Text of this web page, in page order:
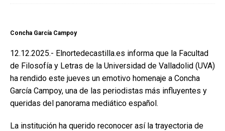
Concha García Campoy
12.12.2025.- Elnortedecastilla.es informa que la Facultad
de Filosofía y Letras de la Universidad de Valladolid (UVA)
ha rendido este jueves un emotivo homenaje a Concha
García Campoy, una de las periodistas más influyentes y
queridas del panorama mediático español.
La institución ha querido reconocer así la trayectoria de